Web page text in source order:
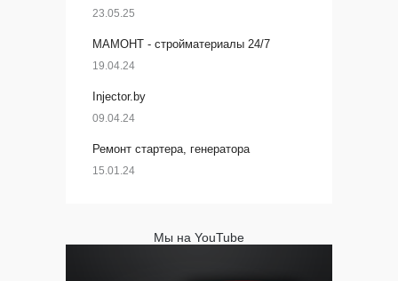
23.05.25
МАМОНТ - стройматериалы 24/7
19.04.24
Injector.by
09.04.24
Ремонт стартера, генератора
15.01.24
Мы на YouTube